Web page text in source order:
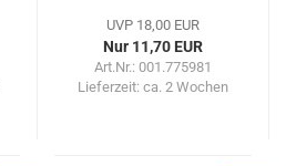
UVP 18,00 EUR
Nur 11,70 EUR
Art.Nr.: 001.775981
Lieferzeit: ca. 2 Wochen